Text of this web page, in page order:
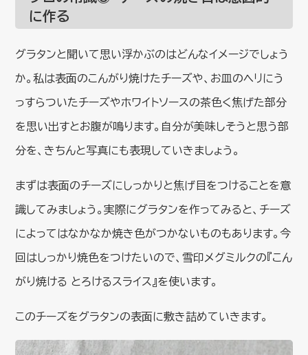
に作る
グラタンと聞いて思い浮かぶのはどんなイメージでしょう
か。私は表面のこんがり焼けたチーズや、お皿のヘリにう
っすらついたチーズやホワイトソースの茶色く焦げた部分
を思い出すとお腹が鳴ります。自分が美味しそうと思う部
分を、きちんと写真にも表現していきましょう。
まずは表面のチーズにしっかりと焦げ目をつけることを意
識してみましょう。実際にグラタンを作ってみると、チーズ
によってはなかなか焼き色がつかないものもあります。今
回はしっかり焼色をつけたいので、雪印メグミルクの『こん
がり焼ける とろけるスライス』を使います。
このチーズをグラタンの表面に敷き詰めていきます。